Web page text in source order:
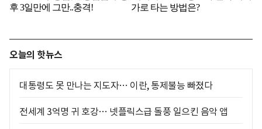
오늘의 핫뉴스
대통령도 못 만나는 지도자… 이란, 통제불능 빠졌다
전세계 3억명 귀 호강… 넷플릭스급 돌풍 일으킨 음악 앱